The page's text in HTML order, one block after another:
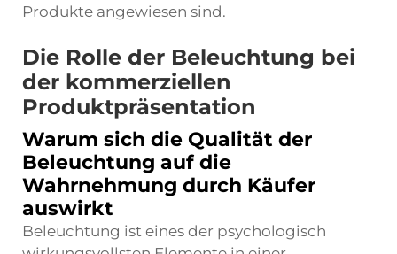
Produkte angewiesen sind.
Die Rolle der Beleuchtung bei
der kommerziellen
Produktpräsentation
Warum sich die Qualität der
Beleuchtung auf die
Wahrnehmung durch Käufer
auswirkt
Beleuchtung ist eines der psychologisch